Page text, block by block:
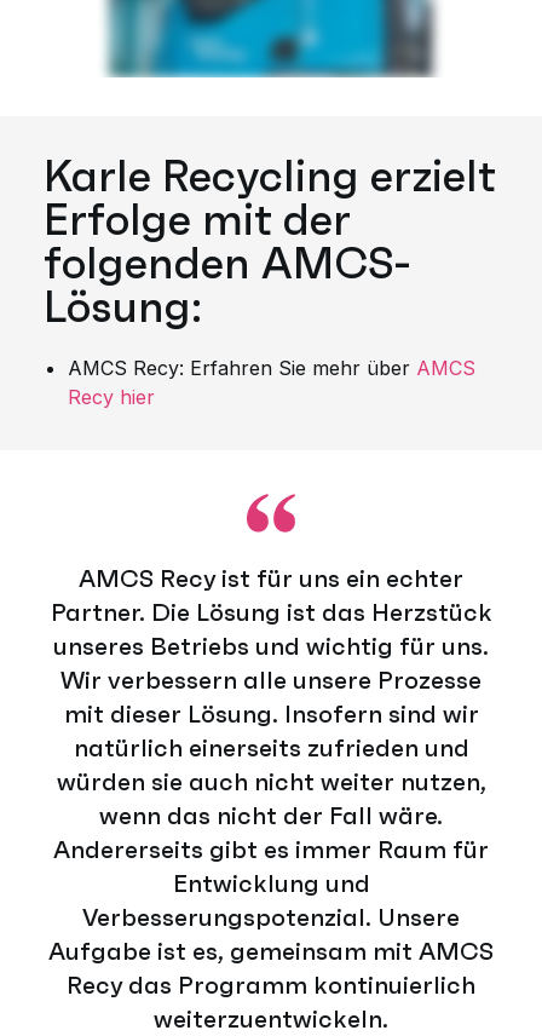
Karle Recycling erzielt
Erfolge mit der
folgenden AMCS-
Lösung:
AMCS Recy: Erfahren Sie mehr über AMCS
Recy hier
AMCS Recy ist für uns ein echter
Partner. Die Lösung ist das Herzstück
unseres Betriebs und wichtig für uns.
Wir verbessern alle unsere Prozesse
mit dieser Lösung. Insofern sind wir
natürlich einerseits zufrieden und
würden sie auch nicht weiter nutzen,
wenn das nicht der Fall wäre.
Andererseits gibt es immer Raum für
Entwicklung und
Verbesserungspotenzial. Unsere
Aufgabe ist es, gemeinsam mit AMCS
Recy das Programm kontinuierlich
weiterzuentwickeln.